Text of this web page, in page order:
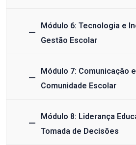
Módulo 6: Tecnologia e
Gestão Escolar
Módulo 7: Comunicação
Comunidade Escolar
Módulo 8: Liderança
Tomada de Decisões